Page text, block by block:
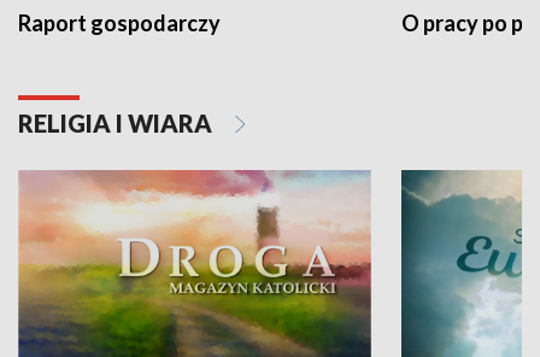
Raport gospodarczy O pracy po
RELIGIA I WIARA